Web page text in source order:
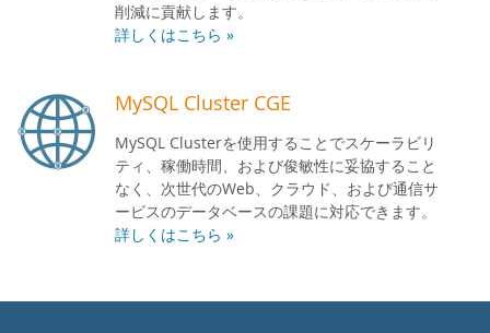
削減に貢献します。
詳しくはこちら »
MySQL Cluster CGE
MySQL Clusterを使用することでスケーラビリ
ティ、稼働時間、および俊敏性に妥協すること
なく、次世代のWeb、クラウド、および通信サ
ービスのデータベースの課題に対応できます。
詳しくはこちら »